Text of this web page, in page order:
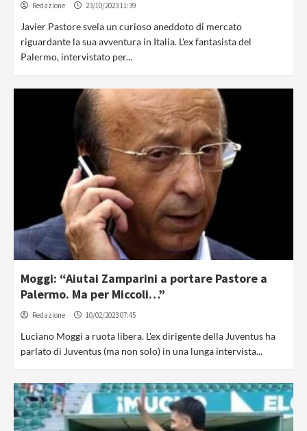
Redazione 23/10/2023 11:39
Javier Pastore svela un curioso aneddoto di mercato
riguardante la sua avventura in Italia. L'ex fantasista del
Palermo, intervistato per...
Moggi: “Aiutai Zamparini a portare Pastore a
Palermo. Ma per Miccoli…”
Redazione 10/02/2023 07:45
Luciano Moggi a ruota libera. L'ex dirigente della Juventus ha
parlato di Juventus (ma non solo) in una lunga intervista...